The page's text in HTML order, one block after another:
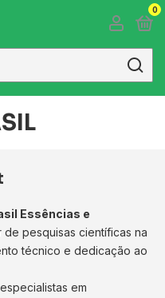
0
Essências e
de pesquisas científicas na
técnico e dedicação ao
em